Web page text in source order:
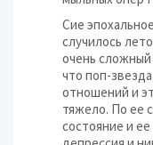
Сие
случилось
очень
что поп-
отношений и
тяжело. По ее
состояние и